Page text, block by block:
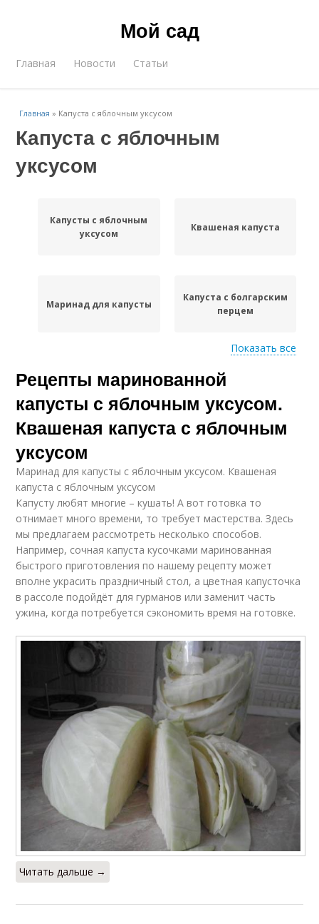
Мой сад
Главная Новости Статьи
Главная » Капуста с яблочным уксусом
Капуста с яблочным
уксусом
Капусты с яблочным
уксусом
Квашеная капуста
Маринад для капусты
Капуста с болгарским
перцем
Яблочные уксусы
Приготовления с
яблочным уксусом
Тушеная капуста
Капуста с морковью Рассол с уксусом
Пелюстка с яблочным
уксусом
Капусты с буряком
Капуста в банках
Приготовления с
уксусом
Суточная капуста
Капуста с уксусом Капуста в рассоле
Показать все
Рецепты маринованной
капусты с яблочным уксусом.
Квашеная капуста с яблочным
уксусом
Маринад для капусты с яблочным уксусом. Квашеная
капуста с яблочным уксусом
Капусту любят многие – кушать! А вот готовка то
отнимает много времени, то требует мастерства. Здесь
мы предлагаем рассмотреть несколько способов.
Например, сочная капуста кусочками маринованная
быстрого приготовления по нашему рецепту может
вполне украсить праздничный стол, а цветная капусточка
в рассоле подойдёт для гурманов или заменит часть
ужина, когда потребуется сэкономить время на готовке.
Читать дальше →